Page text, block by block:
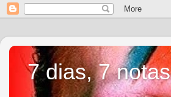
7 dias, 7 notas